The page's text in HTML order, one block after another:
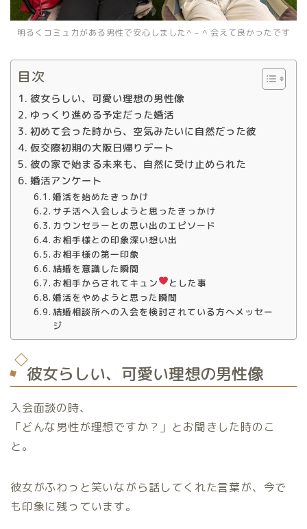
明るくコミュ力がある男性で安心しました^ – ^ 会えて良かったです
目次
彼女らしい、可愛い理想の男性像
ゆっくり進める予定だった婚活
初めて会った時から、空気みたいに自然だった彼
仮交際初期の大阪日帰りデート
彼の家で始まる未来も、自然に受け止められた
婚活アンケート
婚活を始めたきっかけ
サチ活へ入会しようと思ったきっかけ
カウンセラーとの思い出のエピソード
お相手様との印象深い想い出
お相手様の第一印象
結婚を意識した瞬間
お相手からされてキュン
とした事
婚活をやめようと思った瞬間
結婚相談所への入会を検討されている方へメッセー
ジ
彼女らしい、可愛い理想の男性像
入会面談の時、
「どんな男性が理想ですか？」とお聞きした時のこ
と。
彼女がふわっと笑いながら話してくれた言葉が、今で
も印象に残っています。